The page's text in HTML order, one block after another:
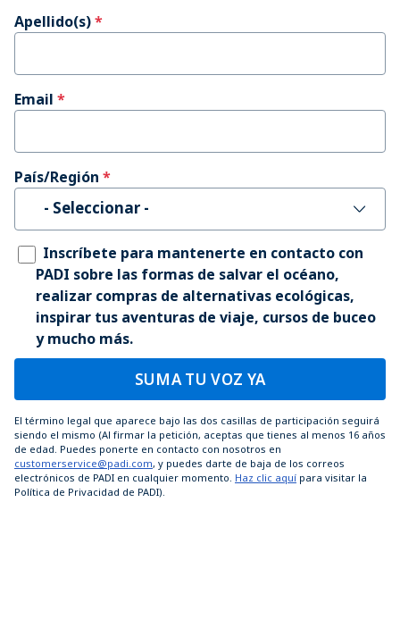
Apellido(s)
Email
País/Región
- Seleccionar -
Inscríbete para mantenerte en contacto con
PADI sobre las formas de salvar el océano,
realizar compras de alternativas ecológicas,
inspirar tus aventuras de viaje, cursos de buceo
y mucho más.
SUMA TU VOZ YA
El término legal que aparece bajo las dos casillas de participación seguirá
siendo el mismo (Al firmar la petición, aceptas que tienes al menos 16 años
de edad. Puedes ponerte en contacto con nosotros en
customerservice@padi.com, y puedes darte de baja de los correos
electrónicos de PADI en cualquier momento. Haz clic aquí para visitar la
Política de Privacidad de PADI).